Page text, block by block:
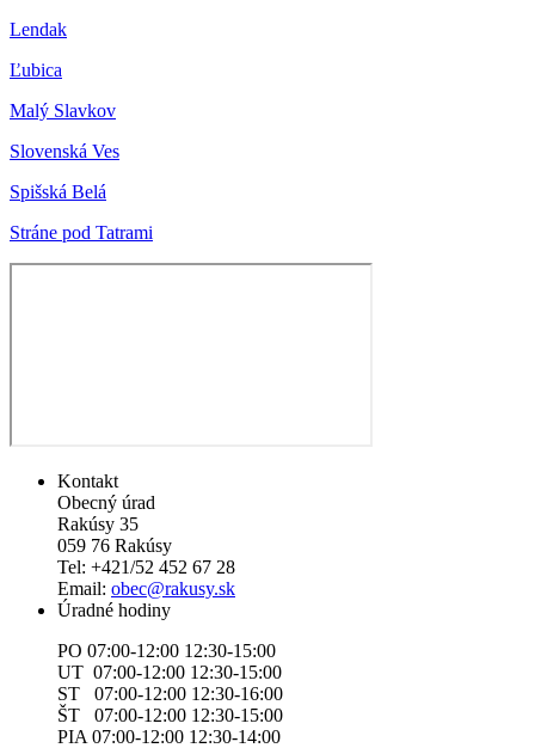
Lendak
Ľubica
Malý Slavkov
Slovenská Ves
Spišská Belá
Stráne pod Tatrami
Kontakt
Obecný úrad
Rakúsy 35
059 76 Rakúsy
Tel: +421/52 452 67 28
Email: obec@rakusy.sk
Úradné hodiny
PO 07:00-12:00 12:30-15:00
UT 07:00-12:00 12:30-15:00
ST 07:00-12:00 12:30-16:00
ŠT 07:00-12:00 12:30-15:00
PIA 07:00-12:00 12:30-14:00